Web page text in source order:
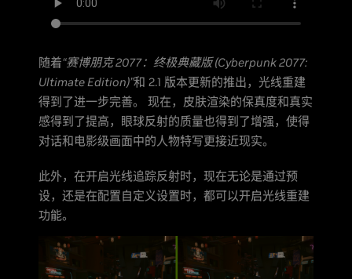
随着“赛博朋克 2077：终极典藏版 (Cyberpunk 2077:
Ultimate Edition)”和 2.1 版本更新的推出，光线重建
得到了进一步完善。 现在，皮肤渲染的保真度和真实
感得到了提高，眼球反射的质量也得到了增强，使得
对话和电影级画面中的人物特写更接近现实。
此外，在开启光线追踪反射时，现在无论是通过预
设，还是在配置自定义设置时，都可以开启光线重建
功能。